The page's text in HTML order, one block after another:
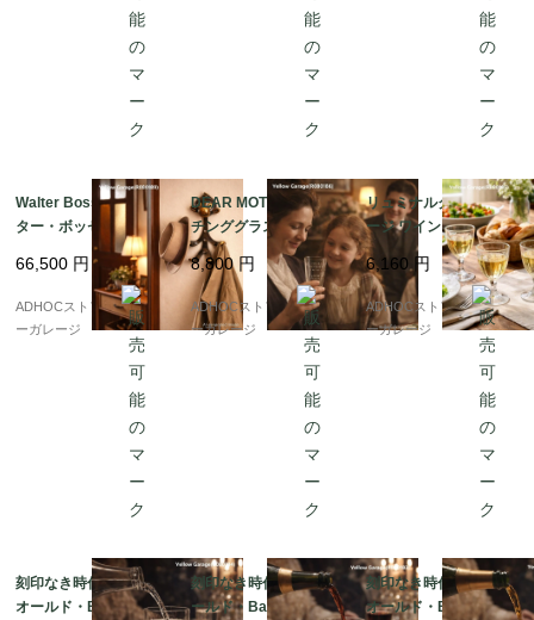
Walter Bosse（ウォル
ター・ボッセ） 猿モチ
ーフ 真鍮製ウォールフ
ック／コートハンガー
— ユーモアと機能美が
融合したミッドセンチ
ュリーヴィンテージ —
66,500 円
ADHOCストア・イエロ
ーガレージ
DEAR MOTHER エッ
チンググラス — “LIZZI
E”の名を刻んだ、静か
な想いのヴィンテージ
—
8,800円
ADHOCストア・イエロ
ーガレージ
リュミナルク ヴィンテ
ージ ワイングラス 6客
セット — フランスのガ
ラス美が息づく、コン
パクトな名作 —
6,160円
ADHOCストア・イエロ
ーガレージ
刻印なき時代の威厳 ?
オールド・Baccarat
刻印なき時代の美 ? オ
ールド・Baccarat ワ
刻印なき時代の逸品 ?
オールド・Baccarat